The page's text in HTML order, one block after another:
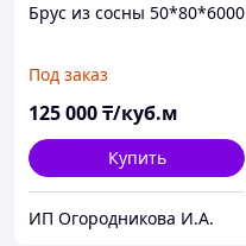
Брус из сосны 50*80*6000
Под заказ
125 000₸/куб.м
Купить
ИП Огородникова И.А.